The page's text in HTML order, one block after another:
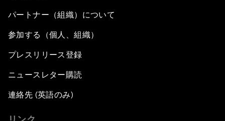
パートナー（組織）について
参加する（個人、組織）
プレスリリース登録
ニュースレター購読
連絡先 (英語のみ)